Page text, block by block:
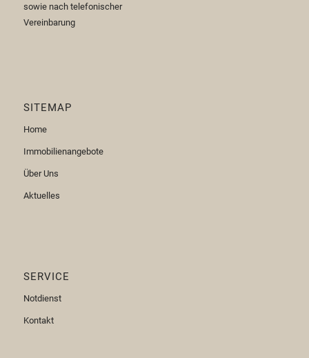
sowie nach telefonischer
Vereinbarung
SITEMAP
Home
Immobilienangebote
Über Uns
Aktuelles
SERVICE
Notdienst
Kontakt